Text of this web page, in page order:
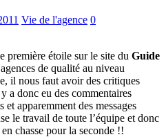
Vie de l'agence 0
première étoile sur le site du Guide
de qualité au niveau
il nous faut avoir des critiques
a donc eu des commentaires
et apparemment des messages
le travail de toute l’équipe et donc
chasse pour la seconde !!